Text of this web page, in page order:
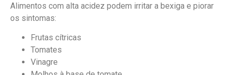
Alimentos com alta acidez podem irritar a bexiga e piorar
os sintomas:
Frutas cítricas
Tomates
Vinagre